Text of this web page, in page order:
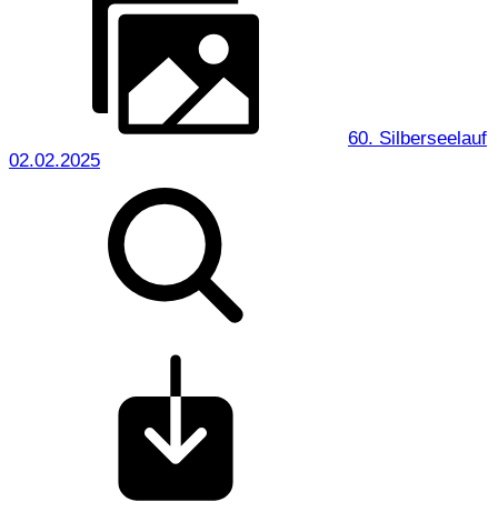
60. Silberseelauf
02.02.2025